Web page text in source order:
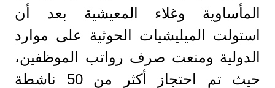
المأساوية وغلاء المعيشية بعد أن
استولت الميليشيات الحوثية على موارد
الدولية ومنعت صرف رواتب الموظفين،
حيث تم احتجاز أكثر من 50 ناشطة